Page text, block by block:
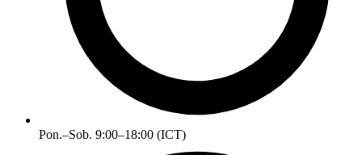
Pon.–Sob. 9:00–18:00 (ICT)